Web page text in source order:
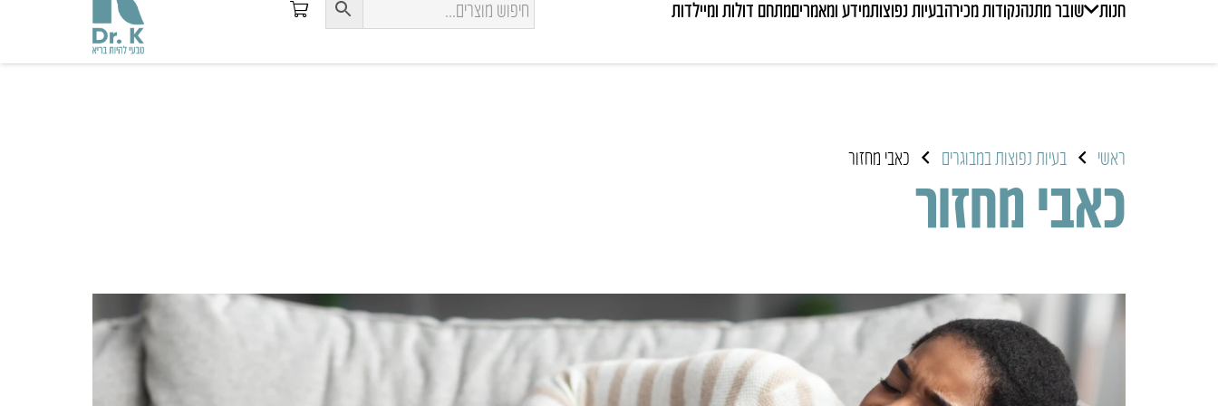
חנות שובר מתנהנקודות מכירהבעיות נפוצותמידע ומאמריםמתחם דולות ומיילדות
ראשי בעיות נפוצות במבוגרים כאבי מחזור
כאבי מחזור